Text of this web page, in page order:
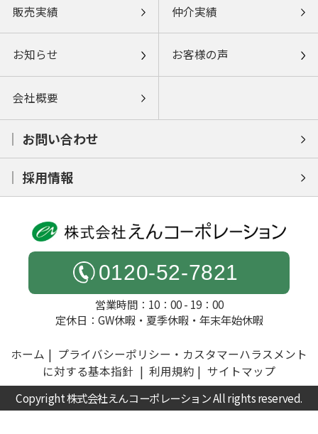
販売実績 仲介実績
お知らせ お客様の声
会社概要
お問い合わせ
採用情報
0120-52-7821
営業時間：10：00 - 19：00
定休日：GW休暇・夏季休暇・年末年始休暇
ホーム
プライバシーポリシー・カスタマーハラスメント
に対する基本指針
利用規約 サイトマップ
Copyright 株式会社えんコーポレーション All rights reserved.